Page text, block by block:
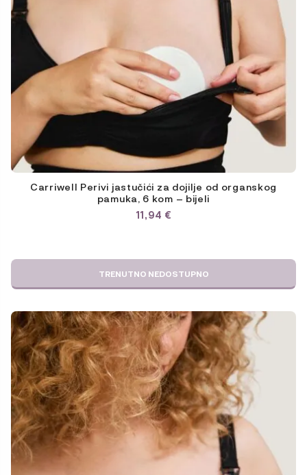
Carriwell Perivi jastučići za dojilje od organskog
pamuka, 6 kom – bijeli
11,94 €
TRENUTNO NEDOSTUPNO